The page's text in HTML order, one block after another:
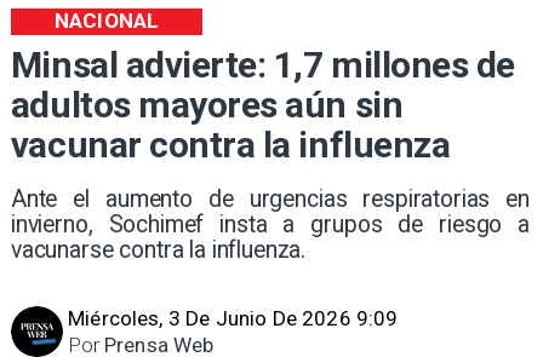
Minsal advierte: 1,7 millones de
adultos mayores aún sin
vacunar contra la influenza
Ante el aumento de urgencias respiratorias en
invierno, Sochimef insta a grupos de riesgo a
vacunarse contra la influenza.
NACIONAL
Miércoles, 3 De Junio De 2026 9:09
Prensa Web
Por